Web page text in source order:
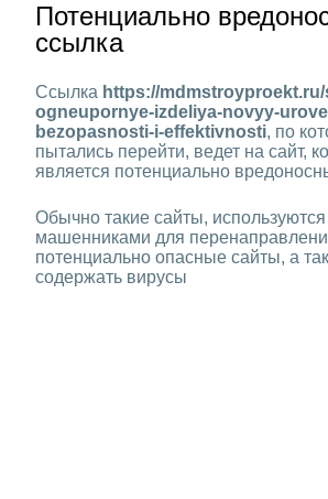
Потенциально
ссылка
Ссылка https://
ogneupornye-izdeliya-novyy-
bezopasnosti-i-effektivnosti, по
пытались перейти, ведет на сайт,
является потенциально
Обычно такие сайты,
машенниками для
потенциально опасные сайты, а
содержать вирусы